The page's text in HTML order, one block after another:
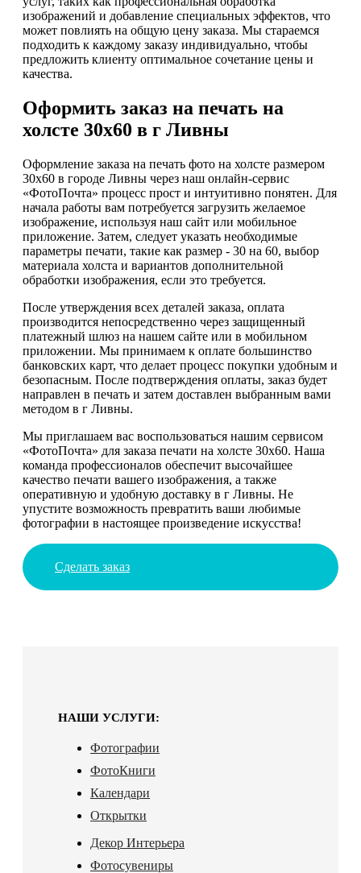
изображений и добавление специальных эффектов, что
может повлиять на общую цену заказа. Мы стараемся
подходить к каждому заказу индивидуально, чтобы
предложить клиенту оптимальное сочетание цены и
качества.
Оформить заказ на печать на
холсте 30х60 в г Ливны
Оформление заказа на печать фото на холсте размером
30х60 в городе Ливны через наш онлайн-сервис
«ФотоПочта» процесс прост и интуитивно понятен. Для
начала работы вам потребуется загрузить желаемое
изображение, используя наш сайт или мобильное
приложение. Затем, следует указать необходимые
параметры печати, такие как размер - 30 на 60, выбор
материала холста и вариантов дополнительной
обработки изображения, если это требуется.
После утверждения всех деталей заказа, оплата
производится непосредственно через защищенный
платежный шлюз на нашем сайте или в мобильном
приложении. Мы принимаем к оплате большинство
банковских карт, что делает процесс покупки удобным и
безопасным. После подтверждения оплаты, заказ будет
направлен в печать и затем доставлен выбранным вами
методом в г Ливны.
Мы приглашаем вас воспользоваться нашим сервисом
«ФотоПочта» для заказа печати на холсте 30х60. Наша
команда профессионалов обеспечит высочайшее
качество печати вашего изображения, а также
оперативную и удобную доставку в г Ливны. Не
упустите возможность превратить ваши любимые
фотографии в настоящее произведение искусства!
Сделать заказ
НАШИ УСЛУГИ:
Фотографии
ФотоКниги
Календари
Открытки
Декор Интерьера
Фотосувениры